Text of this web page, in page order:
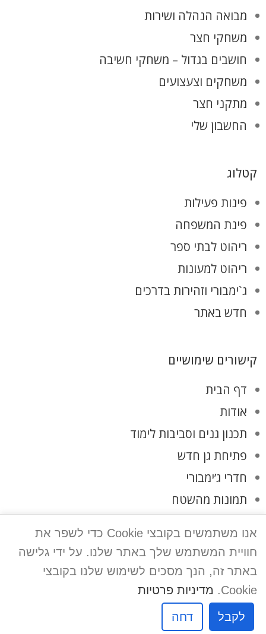
מבואה הנהלה ושירות
משחקי חצר
חושבים בגדול – משחקי חשיבה
משחקים וצעצועים
מתקני חצר
החשבון שלי
קטלוג
פינות פעילות
פינת המשפחה
ריהוט לבתי ספר
ריהוט למעונות
ג`ימבורי וזהירות בדרכים
חדש באתר
קישורים שימושיים
דף הבית
אודות
תכנון גנים וסביבות לימוד
פתיחת גן חדש
חדרי ג’ימבורי
תמונות מהשטח
מדיניות פרטיות
אנו משתמשים בקובצי Cookie כדי לשפר את
חוויית המשתמש שלך באתר שלנו. על ידי גלישה
באתר זה, הנך מסכים לשימוש שלנו בקובצי
Cookie.
מדיניות פרטיות
לקבל דחה